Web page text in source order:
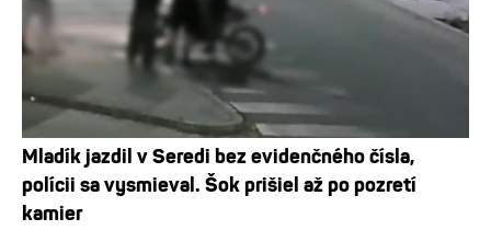
Mladík jazdil v Seredi bez evidenčného čísla,
polícii sa vysmieval. Šok prišiel až po pozretí
kamier